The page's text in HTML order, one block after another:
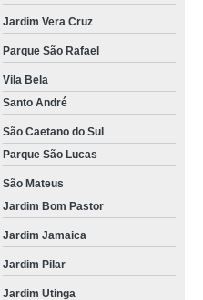
Jardim Vera Cruz
Parque São Rafael
Vila Bela
Santo André
São Caetano do Sul
Parque São Lucas
São Mateus
Jardim Bom Pastor
Jardim Jamaica
Jardim Pilar
Jardim Utinga